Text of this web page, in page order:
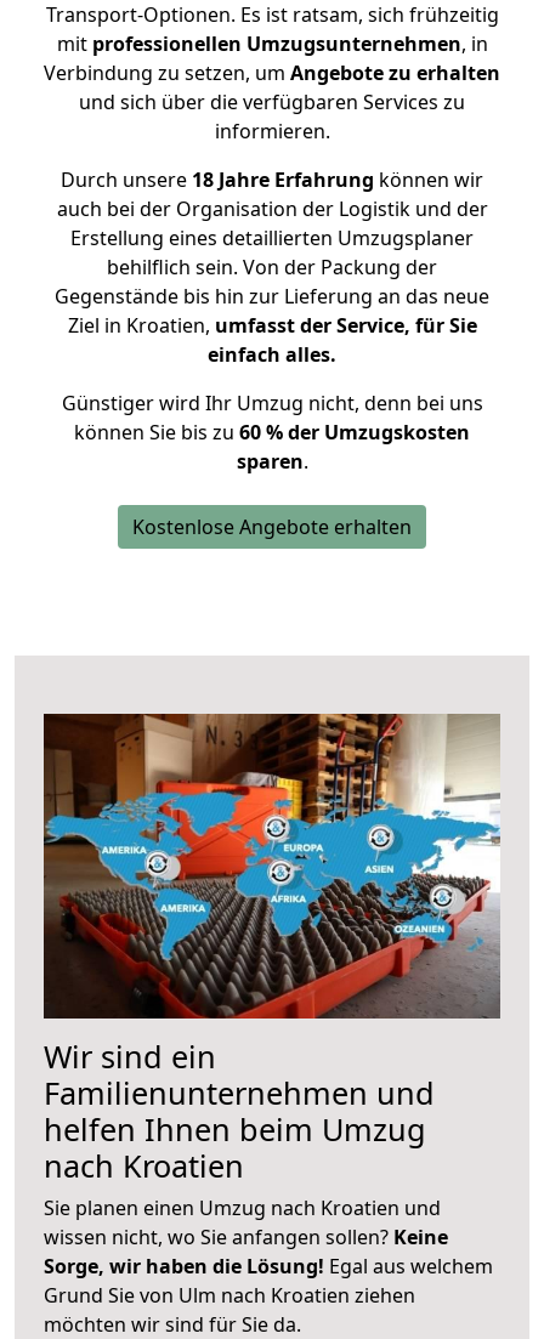
Transport-Optionen. Es ist ratsam, sich frühzeitig
mit professionellen Umzugsunternehmen, in
Verbindung zu setzen, um Angebote zu erhalten
und sich über die verfügbaren Services zu
informieren.
Durch unsere 18 Jahre Erfahrung können wir
auch bei der Organisation der Logistik und der
Erstellung eines detaillierten Umzugsplaner
behilflich sein. Von der Packung der
Gegenstände bis hin zur Lieferung an das neue
Ziel in Kroatien, umfasst der Service, für Sie
einfach alles.
Günstiger wird Ihr Umzug nicht, denn bei uns
können Sie bis zu 60 % der Umzugskosten
sparen.
Kostenlose Angebote erhalten
Wir sind ein
Familienunternehmen und
helfen Ihnen beim Umzug
nach Kroatien
Sie planen einen Umzug nach Kroatien und
wissen nicht, wo Sie anfangen sollen? Keine
Sorge, wir haben die Lösung! Egal aus welchem
Grund Sie von Ulm nach Kroatien ziehen
möchten wir sind für Sie da.